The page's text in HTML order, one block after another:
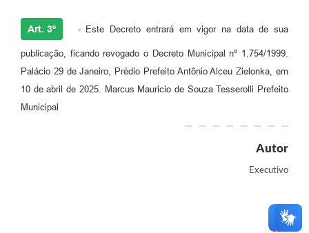
Art. 3º - Este Decreto entrará em vigor na data de sua
publicação, ficando revogado o Decreto Municipal nº 1.754/1999.
Palácio 29 de Janeiro, Prédio Prefeito Antônio Alceu Zielonka, em
10 de abril de 2025. Marcus Mauricio de Souza Tesserolli Prefeito
Municipal
Autor
Executivo